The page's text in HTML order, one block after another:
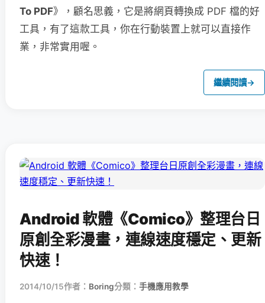
To PDF》，顧名思義，它是將網頁轉換成 PDF 檔的好
工具，有了這款工具，你在行動裝置上就可以直接作
業，非常實用喔。
繼續閱讀→
Android 軟體《Comico》整理台日
原創全彩漫畫，連線速度穩定、更新
快速！
2014/10/15作者： Boring分類： 手機應用教學